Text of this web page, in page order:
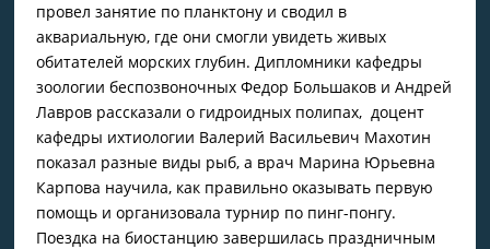
провел занятие по планктону и сводил в
аквариальную, где они смогли увидеть живых
обитателей морских глубин. Дипломники кафедры
зоологии беспозвоночных Федор Большаков и Андрей
Лавров рассказали о гидроидных полипах, доцент
кафедры ихтиологии Валерий Васильевич Махотин
показал разные виды рыб, а врач Марина Юрьевна
Карпова научила, как правильно оказывать первую
помощь и организовала турнир по пинг-понгу.
Поездка на биостанцию завершилась праздничным